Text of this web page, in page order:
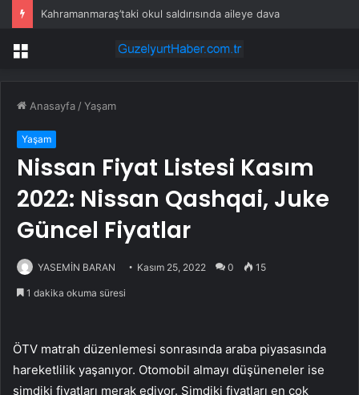
Menü
Anasayfa /Yaşam
Yaşam
Nissan Fiyat Listesi Kasım
2022: Nissan Qashqai, Juke
Güncel Fiyatlar
YASEMİN BARAN Kasım 25, 2022 0 15
1 dakika okuma süresi
ÖTV matrah düzenlemesi sonrasında araba piyasasında
hareketlilik yaşanıyor. Otomobil almayı düşüneneler ise
şimdiki fiyatları merak ediyor. Şimdiki fiyatları en çok